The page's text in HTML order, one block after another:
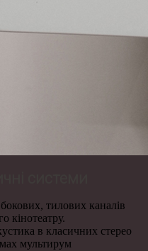
тилових каналів
кінотеатру.
в класичних стерео
мультирум